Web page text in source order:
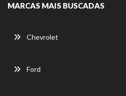
MARCAS MAIS BUSCADAS
Chevrolet
Ford